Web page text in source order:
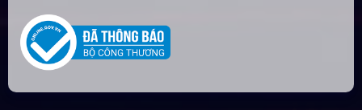
Mã số thuế: 0310779837
15/04/2011